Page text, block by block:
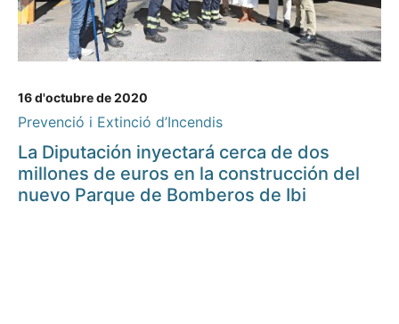
16 d'octubre de 2020
Prevenció i Extinció d’Incendis
La Diputación inyectará cerca de dos
millones de euros en la construcción del
nuevo Parque de Bomberos de Ibi